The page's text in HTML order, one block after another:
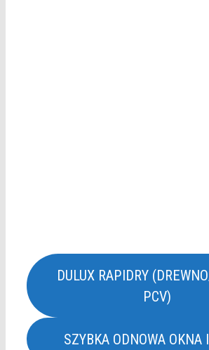
DULUX RAPIDRY
PCV)
SZYBKA ODNOWA OKNA